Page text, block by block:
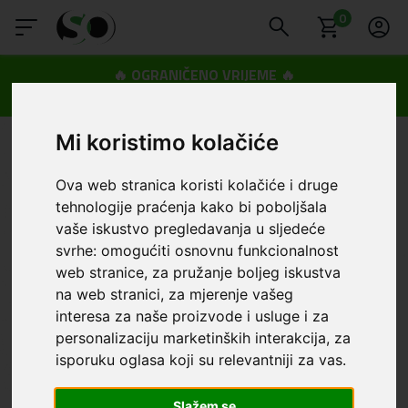
Mi koristimo kolačiće
Ova web stranica koristi kolačiće i druge
tehnologije praćenja kako bi poboljšala
vaše iskustvo pregledavanja u sljedeće
svrhe:omogućiti osnovnu funkcionalnost
web stranice, za pružanje boljeg iskustva
na web stranici, za mjerenje vašeg
interesa za naše proizvode i usluge i za
personalizaciju marketinških interakcija, za
isporuku oglasa koji su relevantniji za vas.
0
🔥 OGRANIČENO VRIJEME 🔥